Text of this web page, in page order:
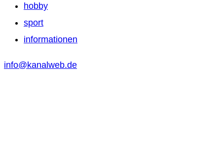
hobby
sport
informationen
info@kanalweb.de